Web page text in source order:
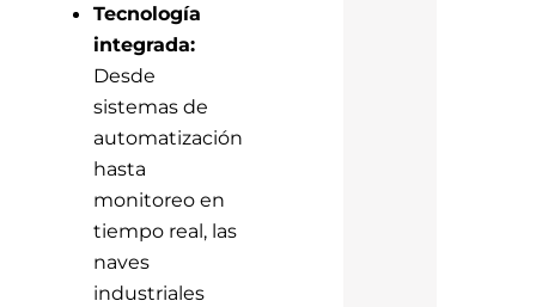
Tecnología
integrada:
Desde
sistemas de
automatización
hasta
monitoreo en
tiempo real, las
naves
industriales